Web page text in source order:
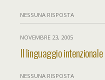
NESSUNA RISPOSTA
NOVEMBRE 23, 2005
Il linguaggio intenzionale
NESSUNA RISPOSTA